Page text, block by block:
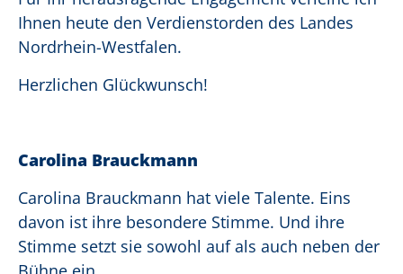
Ihnen heute den Verdienstorden des Landes
Nordrhein-Westfalen.
Herzlichen Glückwunsch!
Carolina Brauckmann
Carolina Brauckmann hat viele Talente. Eins
davon ist ihre besondere Stimme. Und ihre
Stimme setzt sie sowohl auf als auch neben der